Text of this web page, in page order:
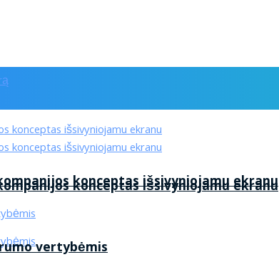
konceptas išsivyniojamu ekranu
konceptas išsivyniojamu ekranu
vertybėmis